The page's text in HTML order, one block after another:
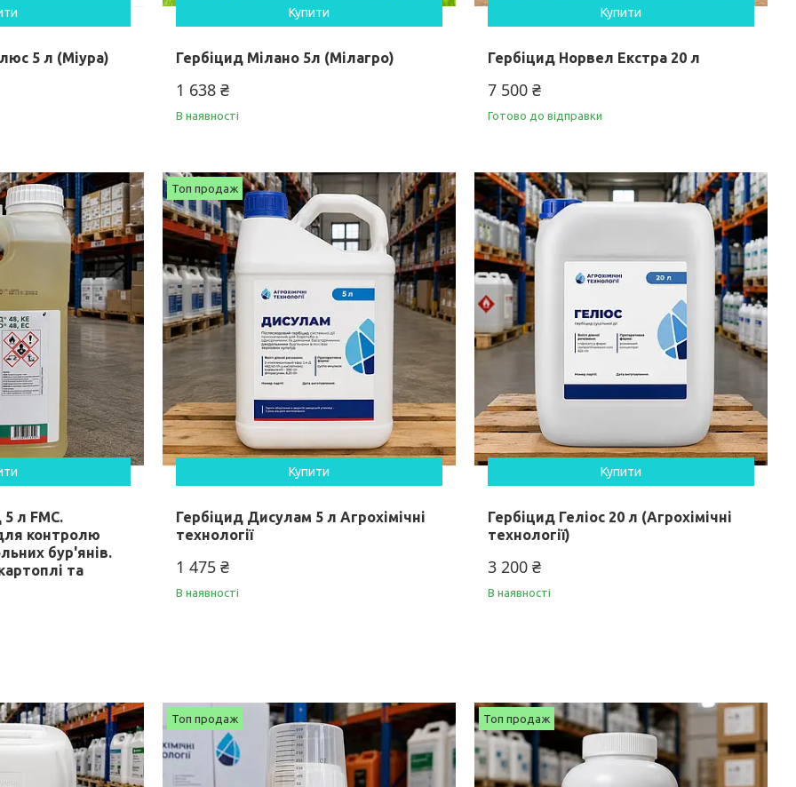
5 л (Міура)
Купити
Гербіцид Мілано 5л (Мілагро)
1 638 ₴
В наявності
Купити
Гербіцид Норвел Екстра 20 л
7 500 ₴
Готово до відправки
л FMC.
контролю
бур'янів.
та
Топ продаж
Купити
Гербіцид Дисулам 5 л Агрохімічні
технології
1 475 ₴
В наявності
Купити
Гербіцид Геліос 20 л (Агрохімічні
технології)
3 200 ₴
В наявності
Топ продаж Топ продаж